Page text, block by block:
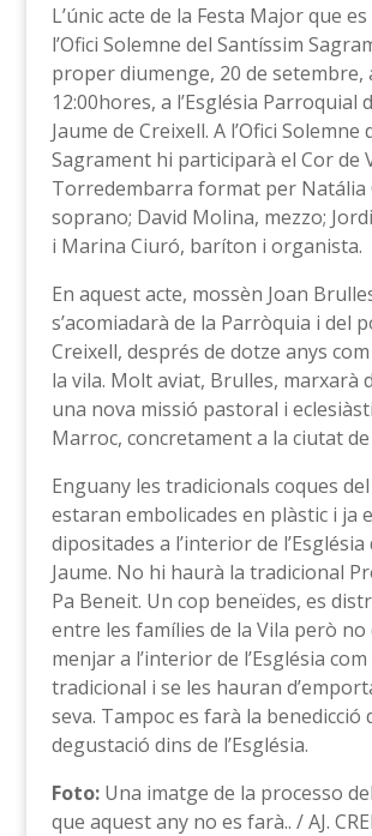
L’únic acte de la Festa Major que
l’Ofici Solemne del Santíssim
proper diumenge, 20 de setembre,
12:00hores, a l’Església Parroquial
Jaume de Creixell. A l’Ofici Solemne
Sagrament hi participarà el Cor de
Torredembarra format per Natália
soprano; David Molina, mezzo;
i Marina Ciuró, baríton i organista.
En aquest acte, mossèn Joan
s’acomiadarà de la Parròquia i del
Creixell, després de dotze anys
la vila. Molt aviat, Brulles, marxarà
una nova missió pastoral i
Marroc, concretament a la ciutat de
Enguany les tradicionals coques
estaran embolicades en plàstic i ja
dipositades a l’interior de l’Església
Jaume. No hi haurà la tradicional
Pa Beneit. Un cop beneïdes, es
entre les famílies de la Vila però no
menjar a l’interior de l’Església
tradicional i se les hauran
seva. Tampoc es farà la benedicció
degustació dins de l’Església.
Foto:Una imatge de la processo
que aquest any no es farà.. / AJ.